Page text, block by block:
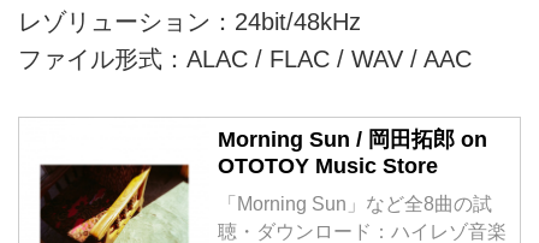
レゾリューション：24bit/48kHz
ファイル形式：ALAC / FLAC / WAV / AAC
Morning Sun / 岡田拓郎 on
OTOTOY Music Store
「Morning Sun」など全8曲の試
聴・ダウンロード：ハイレゾ音楽